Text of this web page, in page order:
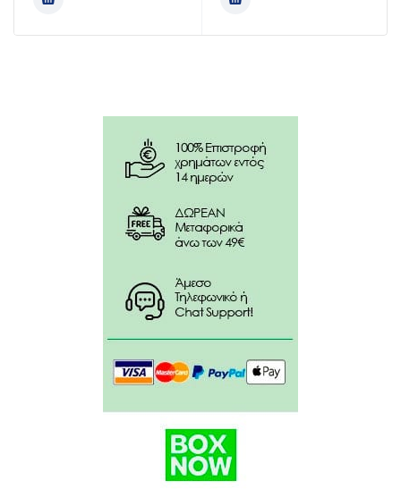
ήλιο.
ποσότητα, ώστε να καλύψει όλη την επιφάνεια του
δέρματος σε πρόσωπο, ντεκολτέ και χέρια.
ZINC OXIDE, COCO-CAPRYLATE/CAPRATE, AQUA
ACID, OCTYLDODECYL OLEATE, POLYGLYCERYL-2
OLEATE, BRASSICA CAMPESTRIS/ALEURITES FORDI
OIL COPOLYMER, GLYCERYL STEARATE,
OCTYLDODECYL STEAROYL STEARATE, CETYL
ALCOHOL, MAGNESIUM STEARATE, MAGNESIUM
SULFATE, PARFUM, HYDROGENATED ETHYLHEXYL
OLIVATE, RIBES NIGRUM (BLACK CURRANT) SEED OIL,
PHYTOSTEROLS, PONGAMIA PINNATA SEED EXTRACT,
RICINUS COMMUNIS (CASTOR) SEED OIL,
POLYGLYCERYL-2 STEARATE, TOCOPHERYL ACETATE,